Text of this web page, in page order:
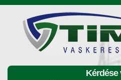
Kérdése